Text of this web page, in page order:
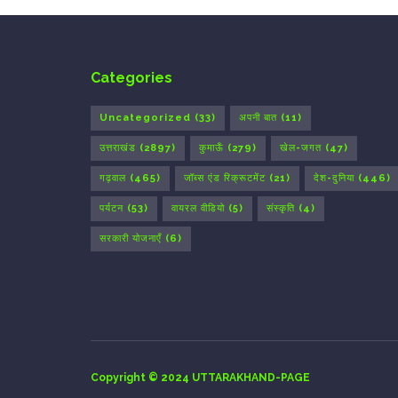
Categories
Uncategorized (33) अपनी बात (11)
उत्तराखंड (2897) कुमाऊँ (279) खेल-जगत (47)
गढ़वाल (465) जॉब्स एंड रिक्रूटमेंट (21) देश-दुनिया (446)
पर्यटन (53) वायरल वीडियो (5) संस्कृति (4)
सरकारी योजनाएँ (6)
Copyright © 2024 UTTARAKHAND-PAGE